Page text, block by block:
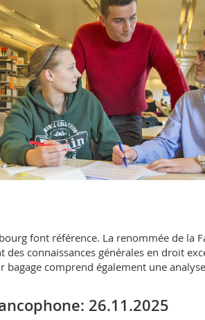
font référence. La renommée de la
connaissances générales en droit
comprend également une
26.11.2025